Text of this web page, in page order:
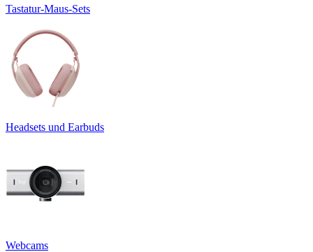
Tastatur-Maus-Sets
Headsets und Earbuds
Webcams